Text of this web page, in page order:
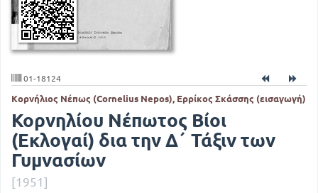
01-18124
Κορνήλιος Νέπως (Cornelius Nepos), Ερρίκος Σκάσσης (εισαγωγή)
Κορνηλίου Νέπωτος Βίοι
(Εκλογαί) δια την Δ΄ Τάξιν των
Γυμνασίων
[1951]